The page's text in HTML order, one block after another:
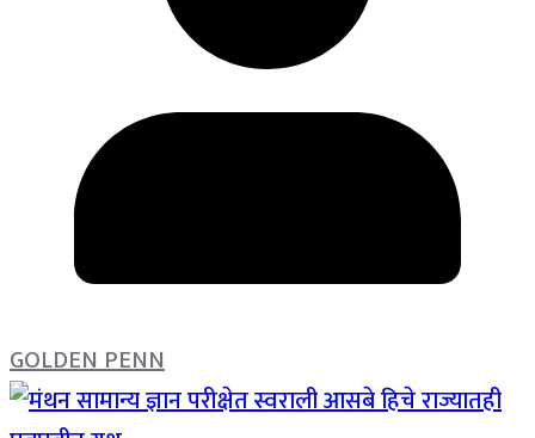
GOLDEN PENN